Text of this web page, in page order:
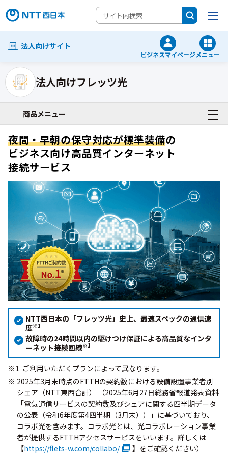
法人向けサイト
ビジネスマイページメニュー
法人向けフレッツ光
ネットワーク・Wi-Fi・VPN一覧
夜間・早朝の保守対応が標準装備の
ビジネス向け高品質インターネット
接続サービス
NTT西日本の「フレッツ光」史上、最速スペックの通信速
度※1
故障時の24時間以内の駆けつけ保証による高品質なインタ
ーネット接続回線※1
ご利用いただくプランによって異なります。
2025年3月末時点のFTTHの契約数における設備設置事業者別
シェア（NTT東西合計） （2025年6月27日総務省報道発表資料
「電気通信サービスの契約数及びシェアに関する四半期データ
の公表（令和6年度第4四半期（3月末））」に基づいており、
コラボ光を含みます。コラボ光とは、光コラボレーション事業
者が提供するFTTHアクセスサービスをいいます。詳しくは
【https://flets-w.com/collabo/ 】をご確認ください）
商品メニュー